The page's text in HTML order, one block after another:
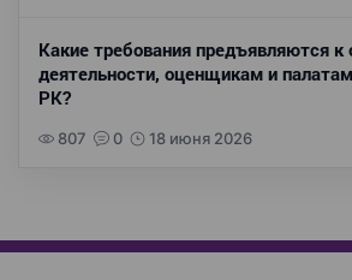
Какие требования предъявляются к
деятельности, оценщикам и
РК?
807 0 18 июня 2026